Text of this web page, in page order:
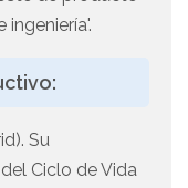
Su
Ciclo de Vida